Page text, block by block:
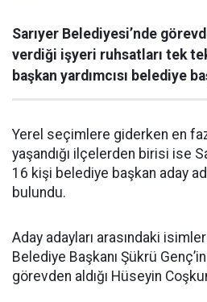
Sarıyer Belediyesi’nde
verdiği işyeri ruhsatları tek
başkan yardımcısı belediye
Yerel seçimlere giderken en
yaşandığı ilçelerden birisi ise
16 kişi belediye başkan aday
bulundu.
Aday adayları arasındaki
Belediye Başkanı Şükrü
görevden aldığı Hüseyin